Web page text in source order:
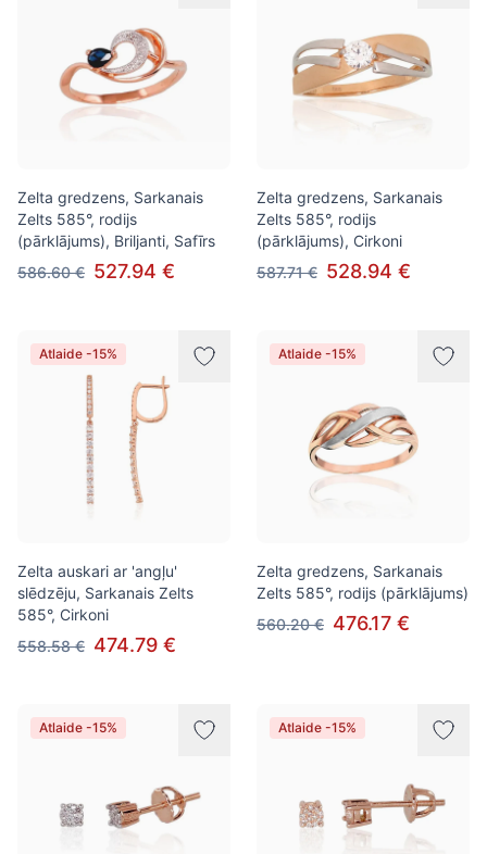
Zelta gredzens, Sarkanais
Zelts 585°, rodijs
(pārklājums), Briljanti, Safīrs
586.60 € 527.94 €
Zelta gredzens, Sarkanais
Zelts 585°, rodijs
(pārklājums), Cirkoni
587.71 € 528.94 €
Atlaide -15%
Zelta auskari ar 'angļu'
slēdzēju, Sarkanais Zelts
585°, Cirkoni
558.58 € 474.79 €
Atlaide -15%
Zelta gredzens, Sarkanais
Zelts 585°, rodijs (pārklājums)
560.20 € 476.17 €
Atlaide -15% Atlaide -15%